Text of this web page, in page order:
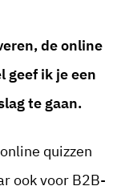
de online
geef ik je een
te gaan.
quizzen
ook voor B2B-